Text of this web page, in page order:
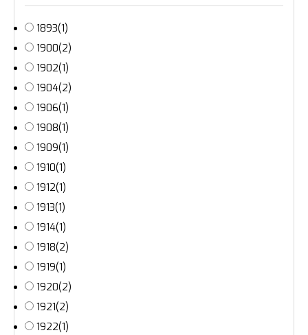
1893(1)
1900(2)
1902(1)
1904(2)
1906(1)
1908(1)
1909(1)
1910(1)
1912(1)
1913(1)
1914(1)
1918(2)
1919(1)
1920(2)
1921(2)
1922(1)